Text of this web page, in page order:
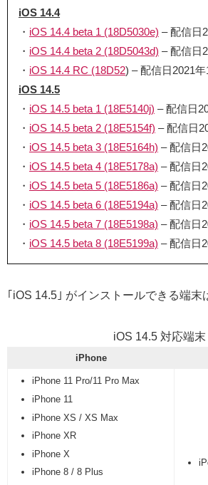
iOS 14.4
・ iOS 14.4 beta 1 (18D5030e) – 配信日
・ iOS 14.4 beta 2 (18D5043d) – 配信日
・ iOS 14.4 RC (18D52) – 配信日2021年
iOS 14.5
・ iOS 14.5 beta 1 (18E5140j) – 配信日
・ iOS 14.5 beta 2 (18E5154f) – 配信日
・ iOS 14.5 beta 3 (18E5164h) – 配信日
・ iOS 14.5 beta 4 (18E5178a) – 配信日
・ iOS 14.5 beta 5 (18E5186a) – 配信日
・ iOS 14.5 beta 6 (18E5194a) – 配信日
・ iOS 14.5 beta 7 (18E5198a) – 配信日
・ iOS 14.5 beta 8 (18E5199a) – 配信日
｢iOS 14.5｣ がインストールできる端末
iOS 14.5 対応端末
iPhone
iPhone 11 Pro/11 Pro Max
iPhone 11
iPhone XS / XS Max
iPhone XR
iPhone X
iPhone 8 / 8 Plus